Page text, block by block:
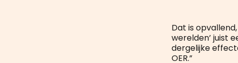
Dat is
werelden’ juist
dergelijke
OER.”